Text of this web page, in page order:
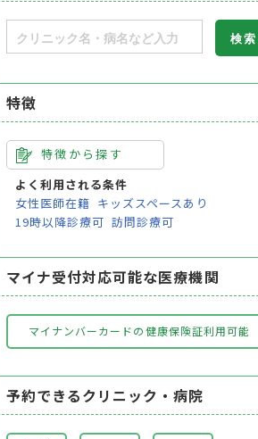
特徴
特徴から探す
よく利用される条件
女性医師在籍 キッズスペースあり
19時以降診療可 訪問診療可
マイナ受付対応可能な医療機関
マイナンバーカードの健康保険証利用可能
予約できるクリニック・病院